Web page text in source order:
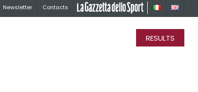
Newsletter Contacts La Gazzetta dello Sport
RESULTS